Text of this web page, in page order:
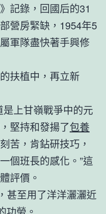
錄，回國后的31
營房緊缺，1954年5
軍隊盡快著手興修
扶植中，再立新
上甘嶺戰爭中的元
堅持和發揚了包養
苦，肯鉆研技巧，
個班長的感化。”這
評價。
至用了洋洋灑灑近
功勞。